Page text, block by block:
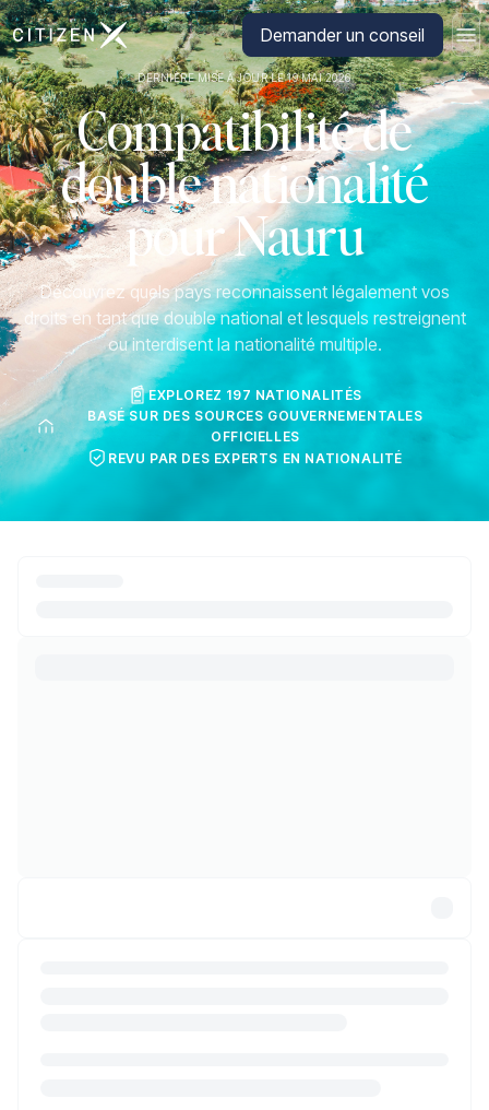
Aller à la page d'accueil de CitizenXDemander un conseil
DERNIÈRE MISE À JOUR LE 19 MAI 2026
Compatibilité de
double nationalité
pour Nauru
Découvrez quels pays reconnaissent légalement vos
droits en tant que double national et lesquels restreignent
ou interdisent la nationalité multiple.
EXPLOREZ 197 NATIONALITÉS
BASÉ SUR DES SOURCES GOUVERNEMENTALES
OFFICIELLES
REVU PAR DES EXPERTS EN NATIONALITÉ